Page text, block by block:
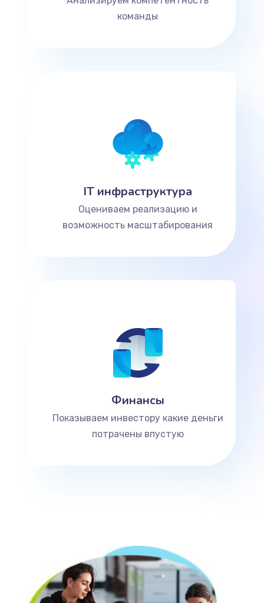
команды
IT инфраструктура
Оцениваем реализацию и
возможность масштабирования
Финансы
Показываем инвестору какие деньги
потрачены впустую